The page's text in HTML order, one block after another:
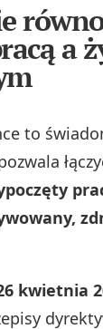
a
to
kwietnia